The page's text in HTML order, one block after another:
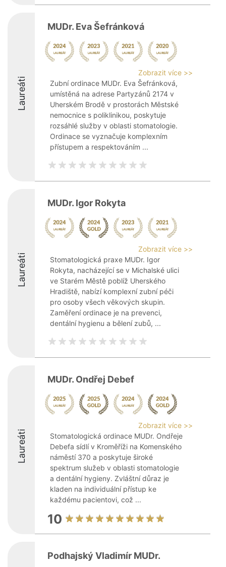
Laureáti
MUDr. Eva Šefránková
Zobrazit více >>
Zubní ordinace MUDr. Eva Šefránková,
umístěná na adrese Partyzánů 2174 v
Uherském Brodě v prostorách Městské
nemocnice s poliklinikou, poskytuje
rozsáhlé služby v oblasti stomatologie.
Ordinace se vyznačuje komplexním
přístupem a respektováním ...
Laureáti
MUDr. Igor Rokyta
Zobrazit více >>
Stomatologická praxe MUDr. Igor
Rokyta, nacházející se v Michalské ulici
ve Starém Městě poblíž Uherského
Hradiště, nabízí komplexní zubní péči
pro osoby všech věkových skupin.
Zaměření ordinace je na prevenci,
dentální hygienu a bělení zubů, ...
Laureáti
MUDr. Ondřej Debef
Zobrazit více >>
Stomatologická ordinace MUDr. Ondřeje
Debefa sídlí v Kroměříži na Komenského
náměstí 370 a poskytuje široké
spektrum služeb v oblasti stomatologie
a dentální hygieny. Zvláštní důraz je
kladen na individuální přístup ke
každému pacientovi, což ...
10
Podhajský Vladimír MUDr.